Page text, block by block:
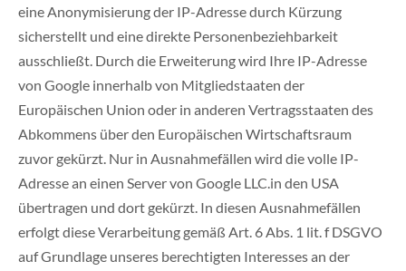
eine Anonymisierung der IP-Adresse durch Kürzung
sicherstellt und eine direkte Personenbeziehbarkeit
ausschließt. Durch die Erweiterung wird Ihre IP-Adresse
von Google innerhalb von Mitgliedstaaten der
Europäischen Union oder in anderen Vertragsstaaten des
Abkommens über den Europäischen Wirtschaftsraum
zuvor gekürzt. Nur in Ausnahmefällen wird die volle IP-
Adresse an einen Server von Google LLC.in den USA
übertragen und dort gekürzt. In diesen Ausnahmefällen
erfolgt diese Verarbeitung gemäß Art. 6 Abs. 1 lit. f DSGVO
auf Grundlage unseres berechtigten Interesses an der